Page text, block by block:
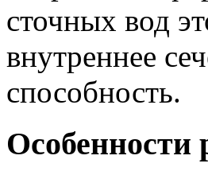
сточных вод
внутреннее
способность.
Особенности